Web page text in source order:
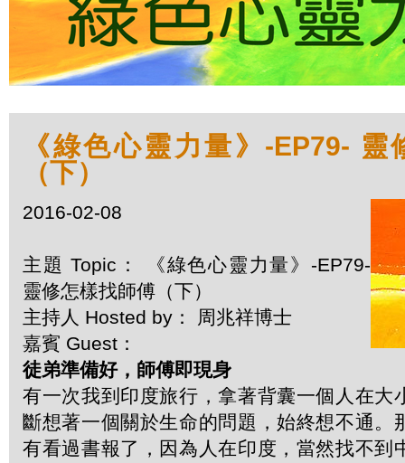
《綠色心靈力量》-EP79-
（下）
2016-02-08
主題 Topic： 《綠色心靈力量》-EP79-
靈修怎樣找師傅（下）
主持人 Hosted by： 周兆祥博士
嘉賓 Guest：
徒弟準備好，師傅即現身
有一次我到印度旅行，拿著背囊一個人在大
斷想著一個關於生命的問題，始終想不通。
有看過書報了，因為人在印度，當然找不到